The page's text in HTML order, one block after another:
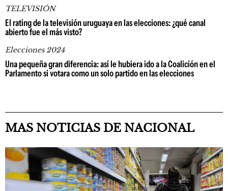
TELEVISIÓN
El rating de la televisión uruguaya en las elecciones: ¿qué canal
abierto fue el más visto?
Elecciones 2024
Una pequeña gran diferencia: así le hubiera ido a la Coalición en el
Parlamento si votara como un solo partido en las elecciones
MAS NOTICIAS DE NACIONAL